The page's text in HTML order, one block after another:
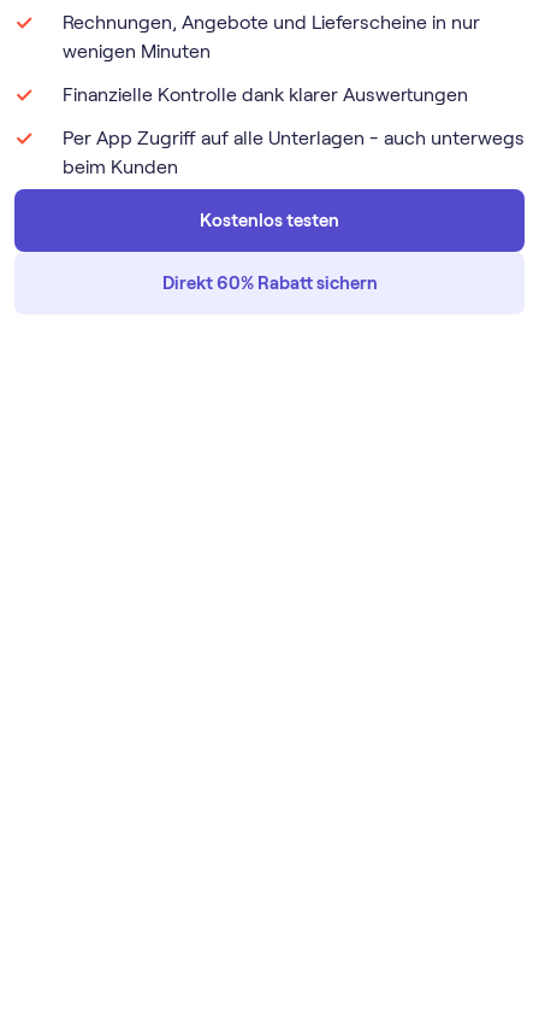
Rechnungen, Angebote und Lieferscheine in nur
wenigen Minuten
Finanzielle Kontrolle dank klarer Auswertungen
Per App Zugriff auf alle Unterlagen - auch unterwegs
beim Kunden
Kostenlos testen
Direkt 60% Rabatt sichern